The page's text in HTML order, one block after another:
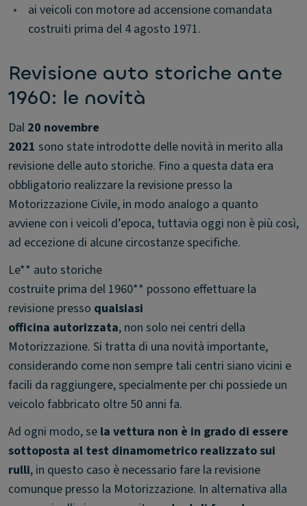
•
ai veicoli con motore ad accensione comandata
costruiti prima del 4 agosto 1971.
Revisione auto storiche ante
1960: le novità
Dal 20 novembre
2021 sono state introdotte delle novità in merito alla
revisione delle auto storiche. Fino a questa data era
obbligatorio realizzare la revisione presso la
Motorizzazione Civile, in modo analogo a quanto
avviene con i veicoli d’epoca, tuttavia oggi non è più così,
ad eccezione di alcune circostanze specifiche.
Le** auto storiche
costruite prima del 1960** possono effettuare la
revisione presso qualsiasi
officina autorizzata, non solo nei centri della
Motorizzazione. Si tratta di una novità importante,
considerando come non sempre tali centri siano vicini e
facili da raggiungere, specialmente per chi possiede un
veicolo fabbricato oltre 50 anni fa.
Ad ogni modo, se la vettura non è in grado di essere
sottoposta al test dinamometrico realizzato sui
rulli, in questo caso è necessario fare la revisione
comunque presso la Motorizzazione. In alternativa alla